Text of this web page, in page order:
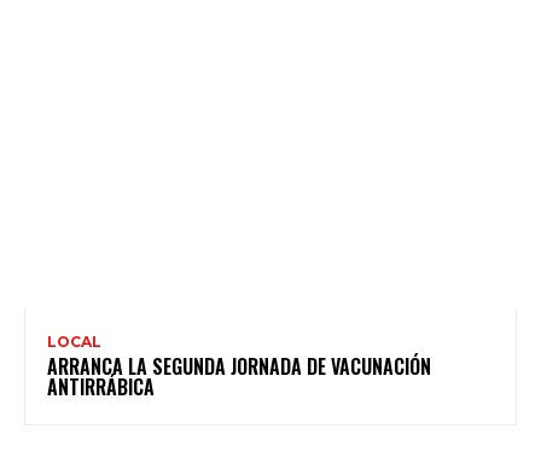
LOCAL
ARRANCA LA SEGUNDA JORNADA DE VACUNACIÓN
ANTIRRÁBICA